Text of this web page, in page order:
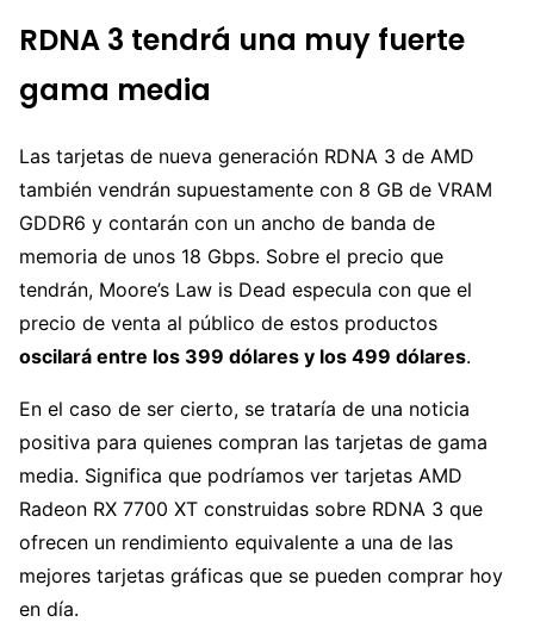
RDNA 3 tendrá una muy fuerte
gama media
Las tarjetas de nueva generación RDNA 3 de AMD
también vendrán supuestamente con 8 GB de VRAM
GDDR6 y contarán con un ancho de banda de
memoria de unos 18 Gbps. Sobre el precio que
tendrán, Moore’s Law is Dead especula con que el
precio de venta al público de estos productos
oscilará entre los 399 dólares y los 499 dólares.
En el caso de ser cierto, se trataría de una noticia
positiva para quienes compran las tarjetas de gama
media. Significa que podríamos ver tarjetas AMD
Radeon RX 7700 XT construidas sobre RDNA 3 que
ofrecen un rendimiento equivalente a una de las
mejores tarjetas gráficas que se pueden comprar hoy
en día.